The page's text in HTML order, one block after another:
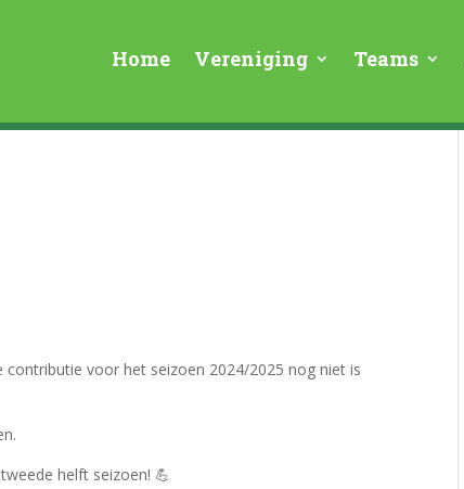
Home Vereniging Teams
contributie voor het seizoen 2024/2025 nog niet is
helft seizoen! 💪